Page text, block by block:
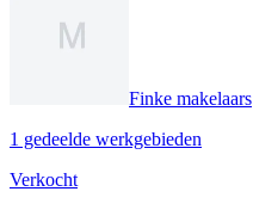
Finke makelaars
1 gedeelde werkgebieden
Verkocht